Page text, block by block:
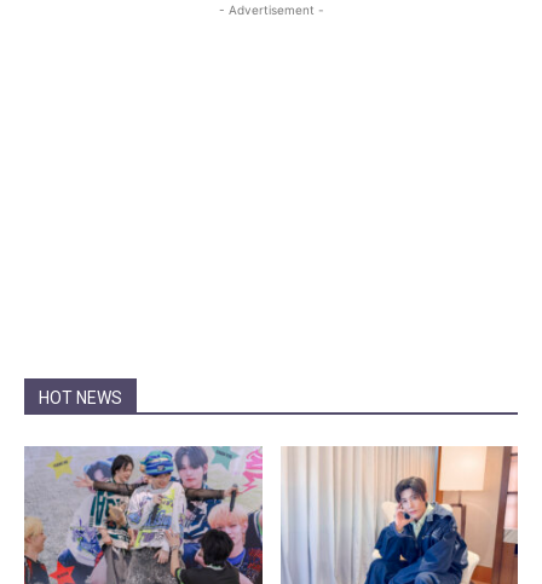
- Advertisement -
HOT NEWS